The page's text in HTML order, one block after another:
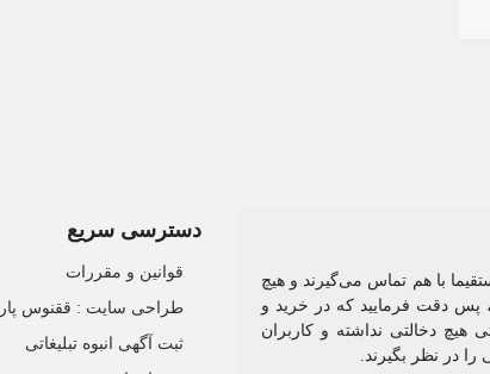
با هم تماس می‌گیرند و هیچ
پس دقت فرمایید که در خرید و
هیچ دخالتی نداشته و کاربران
را در نظر بگیرند.
دسترسی سریع
قوانین و مقررات
طراحی سایت : ققنوس
ثبت آگهی انبوه تبلیغاتی